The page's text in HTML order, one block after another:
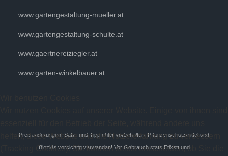
www.gartengestaltung-mueller.at
www.gartengestaltung-schulte.at
www.gaertnereiziegler.at
www.garten-winkelbauer.at
Preisänderungen, Satz- und Tippfehler vorbehalten. Pflanzenschutzmittel und
Biozide vorsichtig verwenden! Vor Gebrauch stets Etikett und
helfen, diese Website und die Nutzererfahrung zu verbessern
(Tracking Cookies). Sie können selbst entscheiden, ob Sie die